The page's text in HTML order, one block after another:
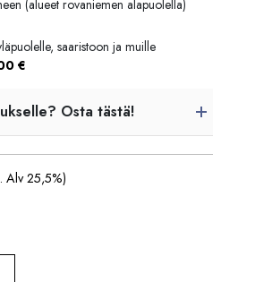
(alueet rovaniemen alapuolella)
saaristoon ja muille
€
Osta tästä!
Alv 25,5%)